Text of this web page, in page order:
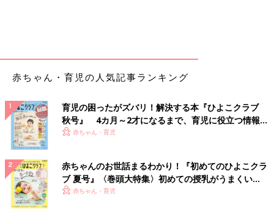
赤ちゃん・育児の人気記事ランキング
育児の困ったがズバリ！解決する本『ひよこクラブ
秋号』 4カ月～2才になるまで、育児に役立つ情報が
いっぱい！
赤ちゃん・育児
赤ちゃんのお世話まるわかり！『初めてのひよこクラ
ブ 夏号』〈巻頭大特集〉初めての授乳がうまくい
く！ おっぱい・ミルクの基本と夏のトラブル 解決テ
赤ちゃん・育児